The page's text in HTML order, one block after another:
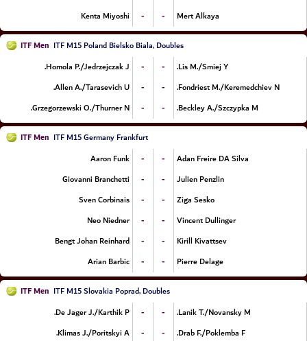
Kenta Miyoshi
- - Mert Alkaya
ITF Men ITF M15 Poland Bielsko Biala, Doubles
Homola P./Jedrzejczak J.
- -
Lis M./Smiej Y.
Allen A./Tarasevich U.
- -
Fondriest M./Keremedchiev N.
Grzegorzewski O./Thurner N.
- - Beckley A./Szczypka M.
ITF Men ITF M15 Germany Frankfurt
Aaron Funk
- -
Adan Freire DA Silva
Giovanni Branchetti
- -
Julien Penzlin
Sven Corbinais
- -
Ziga Sesko
Neo Niedner
- -
Vincent Dullinger
Bengt Johan Reinhard
- -
Kirill Kivattsev
Arian Barbic
- - Pierre Delage
ITF Men ITF M15 Slovakia Poprad, Doubles
De Jager J./Karthik P.
- -
Lanik T./Novansky M.
Klimas J./Poritskyi A.
- -
Drab F./Poklemba F.